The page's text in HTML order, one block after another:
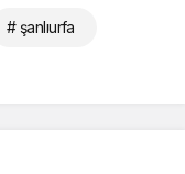
# şanlıurfa